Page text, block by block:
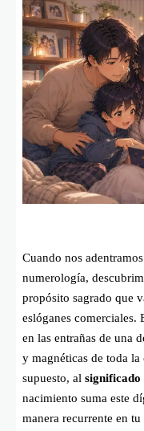
Cuando nos
numerología,
propósito sagrado que
eslóganes comerciales.
en las entrañas de una
y magnéticas de toda
supuesto, al significado
nacimiento suma este
manera recurrente en